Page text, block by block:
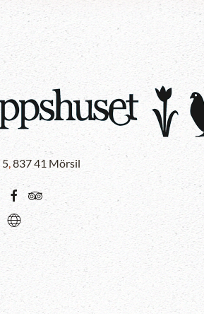
5,837 41 Mörsil